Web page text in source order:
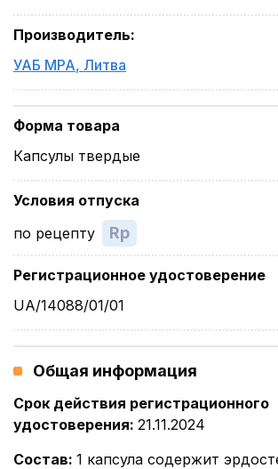
Производитель:
УАБ МРА, Литва
Форма товара
Капсулы твердые
Условия отпуска
по рецепту
Rp
Регистрационное удостоверение
UA/14088/01/01
Общая информация
Срок действия регистрационного
удостоверения: 21.11.2024
Состав: 1 капсула содержит